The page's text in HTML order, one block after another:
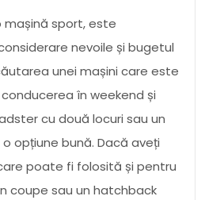
mașină sport, este
nevoile și bugetul
unei mașini care este
în weekend și
cu două locuri sau un
opțiune bună. Dacă aveți
poate fi folosită și pentru
coupe sau un hatchback